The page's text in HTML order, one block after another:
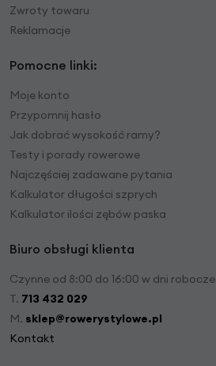
Zwroty towaru
Reklamacje
Pomocne linki:
Moje konto
Przypomnij hasło
Jak dobrać wysokość ramy?
Testy i porady rowerowe
Najczęściej zadawane pytania
Kalkulator długości szprych
Kalkulator ilości zębów paska
Biuro obsługi klienta
Czynne od 8:00 do 16:00 w dni robocze
T. 713 432 029
M. sklep@rowerystylowe.pl
Kontakt